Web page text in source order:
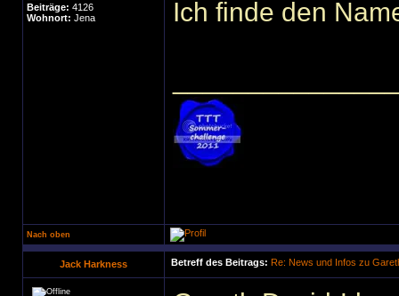
Beiträge: 4126
Wohnort: Jena
Ich finde den
Nach oben
Jack Harkness Betreff des Beitrags: Re: News und Infos zu